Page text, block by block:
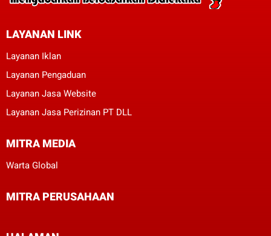
LAYANAN LINK
Layanan Iklan
Layanan Pengaduan
Layanan Jasa Website
Layanan Jasa Perizinan PT DLL
MITRA MEDIA
Warta Global
MITRA PERUSAHAAN